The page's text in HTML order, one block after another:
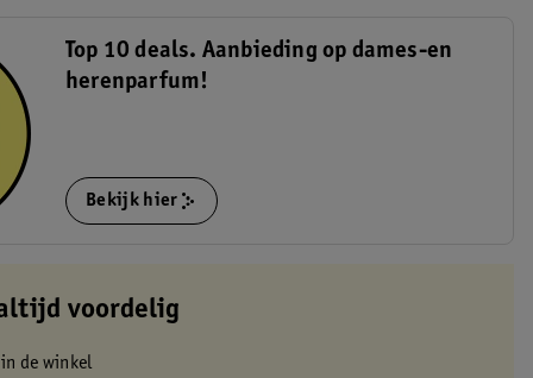
Top 10 deals. Aanbieding op dames-en
herenparfum!
Bekijk hier
voordelig
de winkel